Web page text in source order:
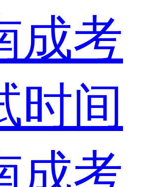
成考
时间
成考